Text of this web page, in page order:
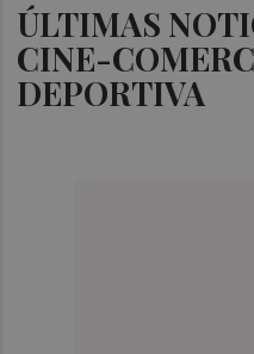
ÚLTIMAS
CINE-
DEPORTIVA